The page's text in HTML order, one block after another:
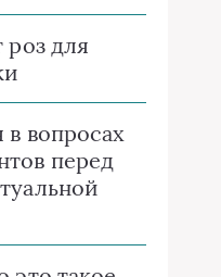
роз для
в вопросах
перед